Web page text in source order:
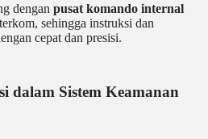
dengan pusat komando internal
sehingga instruksi dan
cepat dan presisi.
dalam Sistem Keamanan